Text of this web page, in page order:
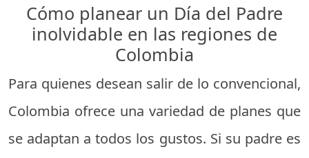
Cómo planear un Día del Padre
inolvidable en las regiones de
Colombia
Para quienes desean salir de lo convencional,
Colombia ofrece una variedad de planes que
se adaptan a todos los gustos. Si su padre es